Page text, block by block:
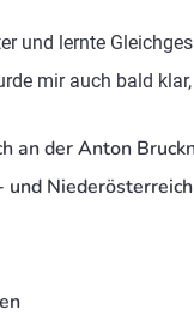
und lernte
mir auch bald
an der Anton
Niederösterreich